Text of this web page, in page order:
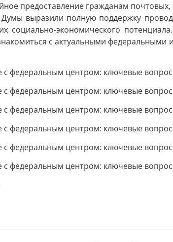
предоставление гражданам
Думы выразили полную поддержку
социально-экономического
с актуальными